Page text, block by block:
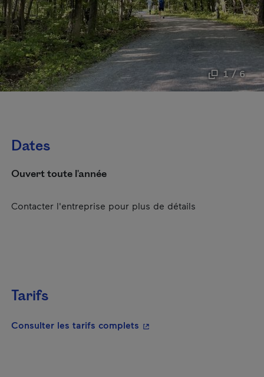
1 / 6
Dates
Ouvert toute l'année
Contacter l'entreprise pour plus de détails
Tarifs
Consulter les tarifs complets - Cet hyperlien s'ouvrira